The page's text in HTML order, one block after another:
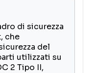
di sicurezza
che
del
utilizzati su
2 Tipo II,